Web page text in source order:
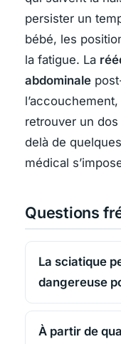
persister un
bébé, les
la fatigue. La
abdominale
retrouver un
delà de
médical
Questions
La sciatique
dangereuse
À partir de